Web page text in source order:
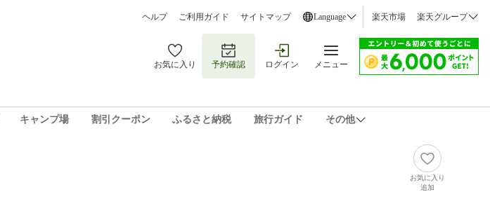
ヘルプ ご利用ガイド サイトマップ Language 楽天市場 楽天グループ
お気に入り 予約確認 ログイン メニュー
キャンプ場 割引クーポン ふるさと納税 旅行ガイド その他
お気に入り
追加